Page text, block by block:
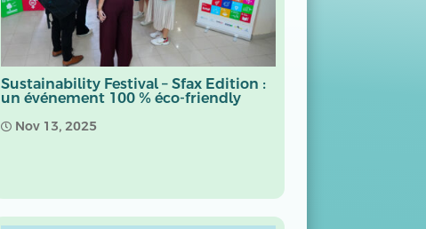
Sustainability Festival – Sfax Edition :
un événement 100 % éco-friendly
 Nov 13, 2025